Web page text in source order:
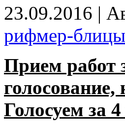
23.09.2016 |
рифмер-блицы
Прием работ
голосование,
Голосуем за